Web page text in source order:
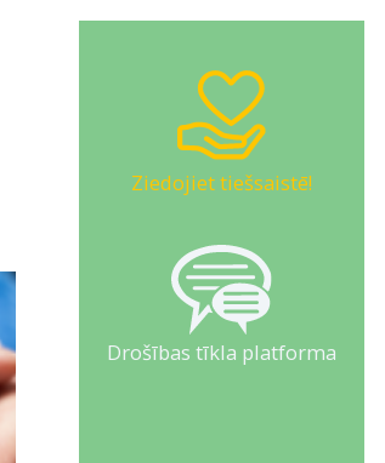
Ziedojiet tiešsaistē!
Drošības tīkla platforma